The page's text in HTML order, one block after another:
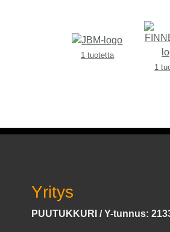
1 tuotetta
1
Yritys
PUUTUKKURI / Y-tunnus: